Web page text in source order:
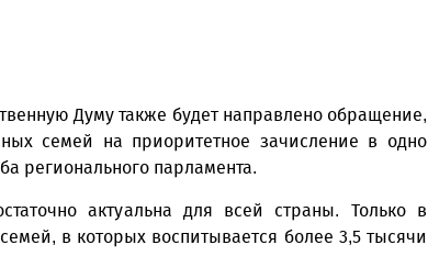
Думу также будет направлено обращение,
семей на приоритетное зачисление в одно
регионального парламента.
актуальна для всей страны. Только в
в которых воспитывается более 3,5 тысячи